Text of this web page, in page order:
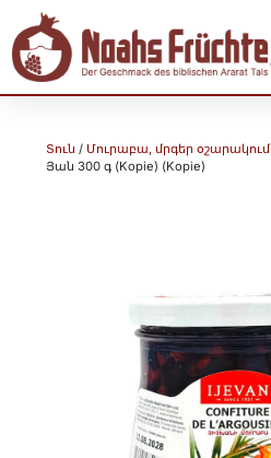
Տուն / Մուրաբա, մրգեր օշարակում
Յան 300 գ (Kopie) (Kopie)